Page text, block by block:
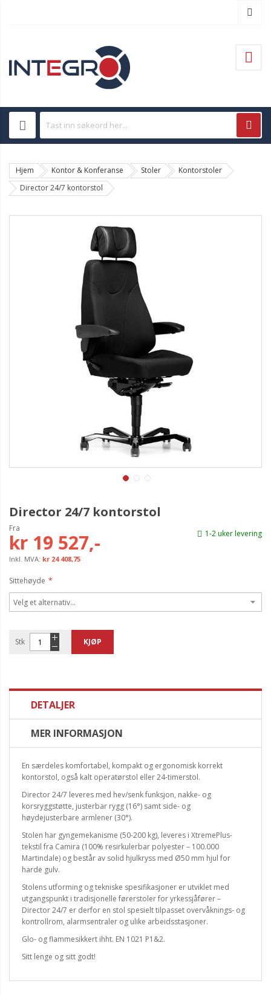
Hjem Kontor & Konferanse Stoler
Kontorstoler
Director 24/7 kontorstol
Director 24/7 kontorstol
1-2 uker levering
Fra
kr 19 527,-
kr 24 408,75
Sittehøyde
Stk KJØP
DETALJER
MER INFORMASJON
En særdeles komfortabel, kompakt og ergonomisk korrekt
kontorstol, også kalt operatørstol eller 24-timerstol.
Director 24/7 leveres med hev/senk funksjon, nakke- og
korsryggstøtte, justerbar rygg (16°) samt side- og
høydejusterbare armlener (30°).
Stolen har gyngemekanisme (50-200 kg), leveres i XtremePlus-
tekstil fra Camira (100% resirkulerbar polyester – 100.000
Martindale) og består av solid hjulkryss med Ø50 mm hjul for
harde gulv.
Stolens utforming og tekniske spesifikasjoner er utviklet med
utgangspunkt i tradisjonelle førerstoler for yrkessjåfører –
Director 24/7 er derfor en stol spesielt tilpasset overvåknings- og
kontrollrom, alarmsentraler og ulike arbeidsstasjoner.
Glo- og flammesikkert ihht. EN 1021 P1&2.
Sitt lenge og sitt godt!